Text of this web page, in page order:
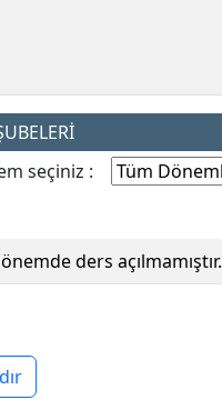
seçiniz :
ders açılmamıştır.